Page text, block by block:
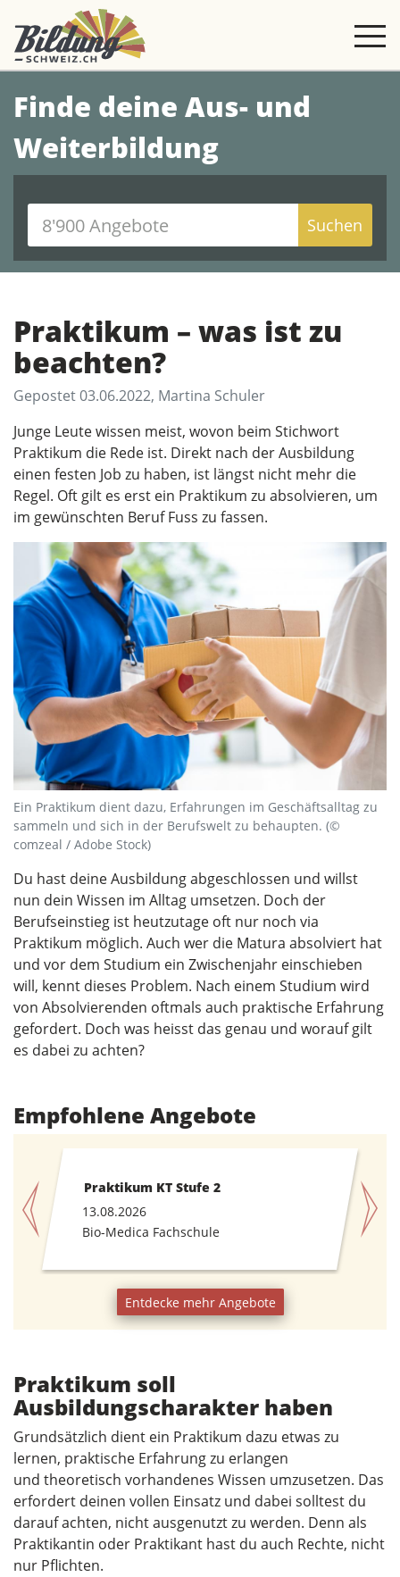
Finde deine Aus- und
Weiterbildung
Suchen
Praktikum – was ist zu
beachten?
Gepostet 03.06.2022, Martina Schuler
Junge Leute wissen meist, wovon beim Stichwort
Praktikum die Rede ist. Direkt nach der Ausbildung
einen festen Job zu haben, ist längst nicht mehr die
Regel. Oft gilt es erst ein Praktikum zu absolvieren, um
im gewünschten Beruf Fuss zu fassen.
Ein Praktikum dient dazu, Erfahrungen im Geschäftsalltag zu
sammeln und sich in der Berufswelt zu behaupten. (©
comzeal / Adobe Stock)
Du hast deine Ausbildung abgeschlossen und willst
nun dein Wissen im Alltag umsetzen. Doch der
Berufseinstieg ist heutzutage oft nur noch via
Praktikum möglich. Auch wer die Matura absolviert hat
und vor dem Studium ein Zwischenjahr einschieben
will, kennt dieses Problem. Nach einem Studium wird
von Absolvierenden oftmals auch praktische Erfahrung
gefordert. Doch was heisst das genau und worauf gilt
es dabei zu achten?
Empfohlene Angebote
KT Stufe 2
Medica Fachschule
ICT-
17.08.2026
Entdecke mehr Angebote
Praktikum soll
Ausbildungscharakter haben
Grundsätzlich dient ein Praktikum dazu etwas zu
lernen, praktische Erfahrung zu erlangen
und theoretisch vorhandenes Wissen umzusetzen. Das
erfordert deinen vollen Einsatz und dabei solltest du
darauf achten, nicht ausgenutzt zu werden. Denn als
Praktikantin oder Praktikant hast du auch Rechte, nicht
nur Pflichten.